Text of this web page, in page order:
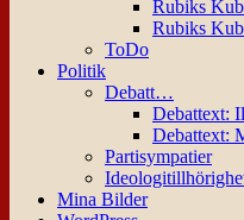
Rubiks
Rubiks
ToDo
Politik
Debatt…
Debattext:
Debattext:
Partisympatier
Mina Bilder